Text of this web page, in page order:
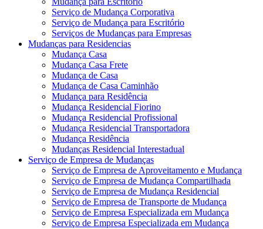
Serviço de Mudança Corporativa
Serviço de Mudança para Escritório
Serviços de Mudanças para Empresas
Mudanças para Residencias
Mudança Casa
Mudança Casa Frete
Mudança de Casa
Mudança de Casa Caminhão
Mudança para Residência
Mudança Residencial Fiorino
Mudança Residencial Profissional
Mudança Residencial Transportadora
Mudança Residência
Mudanças Residencial Interestadual
Serviço de Empresa de Mudanças
Serviço de Empresa de Aproveitamento e Mudança
Serviço de Empresa de Mudança Compartilhada
Serviço de Empresa de Mudança Residencial
Serviço de Empresa de Transporte de Mudança
Serviço de Empresa Especializada em Mudança
Serviço de Empresa Especializada em Mudança